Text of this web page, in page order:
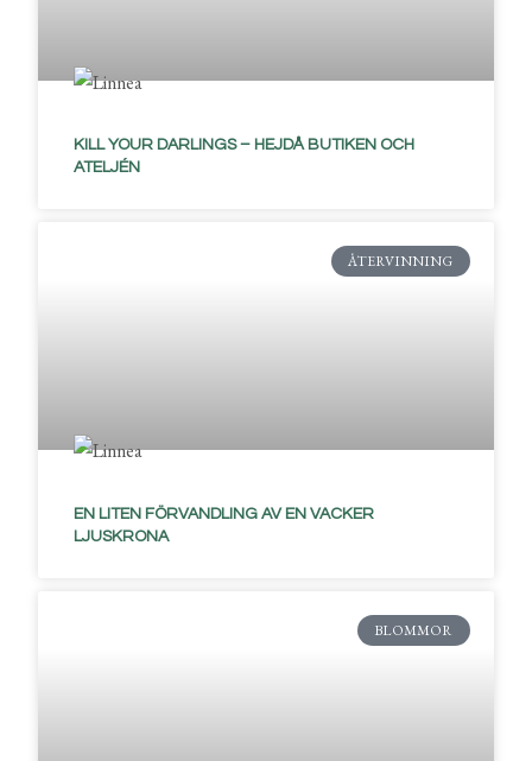
KILL YOUR DARLINGS – HEJDÅ BUTIKEN OCH
ATELJÉN
ÅTERVINNING
EN LITEN FÖRVANDLING AV EN VACKER
LJUSKRONA
BLOMMOR